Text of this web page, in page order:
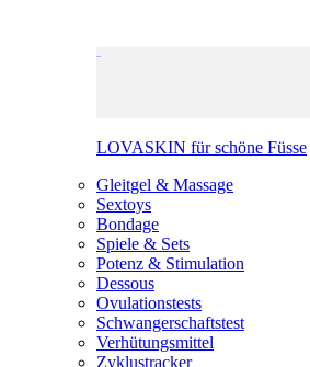
LOVASKIN für schöne Füsse
Gleitgel & Massage
Sextoys
Bondage
Spiele & Sets
Potenz & Stimulation
Dessous
Ovulationstests
Schwangerschaftstest
Verhütungsmittel
Zyklustracker